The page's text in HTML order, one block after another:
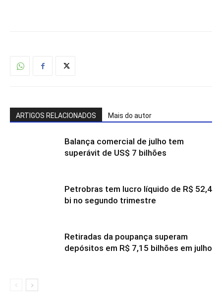
ARTIGOS RELACIONADOS Mais do autor
Balança comercial de julho tem
superávit de US$ 7 bilhões
Petrobras tem lucro líquido de R$ 52,4
bi no segundo trimestre
Retiradas da poupança superam
depósitos em R$ 7,15 bilhões em julho